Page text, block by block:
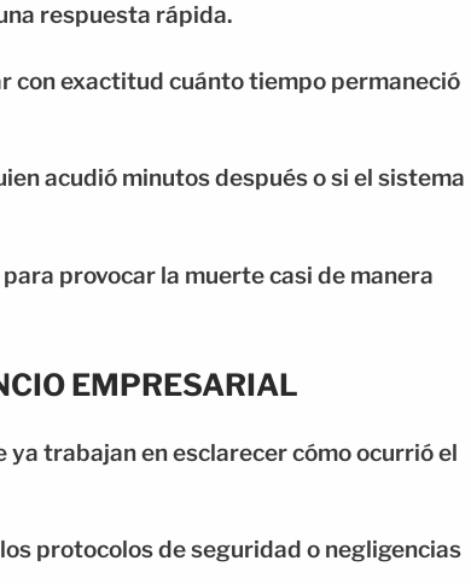
respuesta rápida.
con exactitud cuánto tiempo permaneció
acudió minutos después o si el sistema
provocar la muerte casi de manera
EMPRESARIAL
trabajan en esclarecer cómo ocurrió el
protocolos de seguridad o negligencias